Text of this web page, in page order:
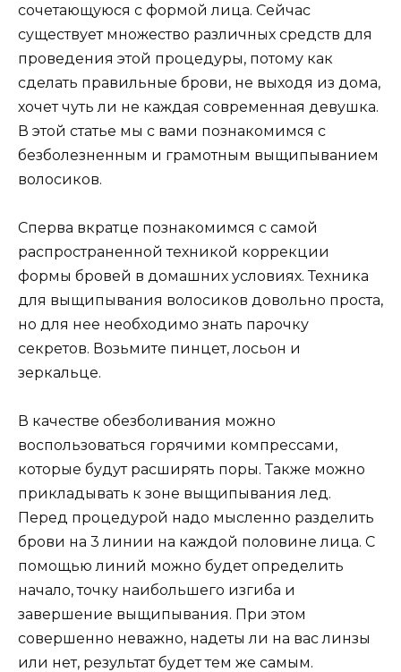
сочетающуюся с формой лица. Сейчас
существует множество различных средств для
проведения этой процедуры, потому как
сделать правильные брови, не выходя из дома,
хочет чуть ли не каждая современная девушка.
В этой статье мы с вами познакомимся с
безболезненным и грамотным выщипыванием
волосиков.
Сперва вкратце познакомимся с самой
распространенной техникой коррекции
формы бровей в домашних условиях. Техника
для выщипывания волосиков довольно проста,
но для нее необходимо знать парочку
секретов. Возьмите пинцет, лосьон и
зеркальце.
В качестве обезболивания можно
воспользоваться горячими компрессами,
которые будут расширять поры. Также можно
прикладывать к зоне выщипывания лед.
Перед процедурой надо мысленно разделить
брови на 3 линии на каждой половине лица. С
помощью линий можно будет определить
начало, точку наибольшего изгиба и
завершение выщипывания. При этом
совершенно неважно, надеты ли на вас линзы
или нет, результат будет тем же самым.